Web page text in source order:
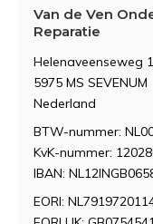
Van de Ven
Reparatie
Helenaveenseweg
5975 MS SEVENUM
Nederland
BTW-nummer:
KvK-nummer:
IBAN:
EORI: